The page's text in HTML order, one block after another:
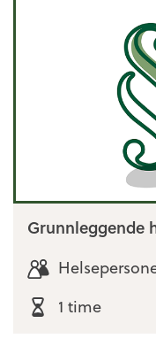
Grunnleggende
1 time